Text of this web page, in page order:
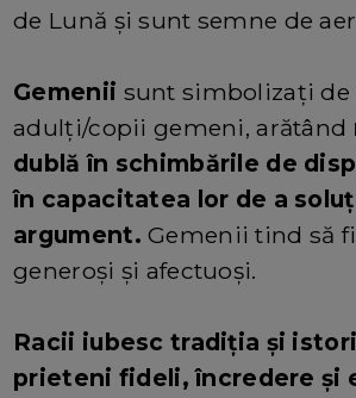
de Lună și sunt semne de
Gemenii sunt simbolizați de
adulți/copii gemeni, arătând
dublă în schimbările de
în capacitatea lor de a
argument. Gemenii tind să
generoși și afectuoși.
Racii iubesc tradiția și
prieteni fideli, încredere și